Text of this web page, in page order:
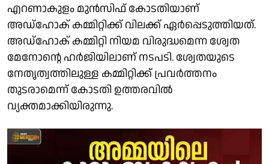
എറണാകുളം മുൻസിഫ് കോടതിയാണ്
അഡ്ഹോക് കമ്മിറ്റിക്ക് വിലക്ക് ഏർപ്പെടുത്തിയത്.
അഡ്ഹോക് കമ്മിറ്റി നിയമ വിരുദ്ധമെന്ന ശ്വേത
മേനോൻ്റെ ഹർജിയിലാണ് നടപടി. ശ്വേതയുടെ
നേതൃത്വത്തിലുള്ള കമ്മിറ്റിക്ക് പ്രവർത്തനം
തുടരാമെന്ന് കോടതി ഉത്തരവിൽ
വ്യക്തമാക്കിയിരുന്നു.